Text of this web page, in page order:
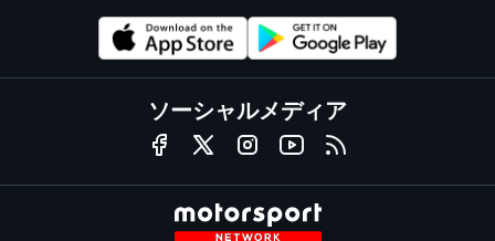
ソーシャルメディア